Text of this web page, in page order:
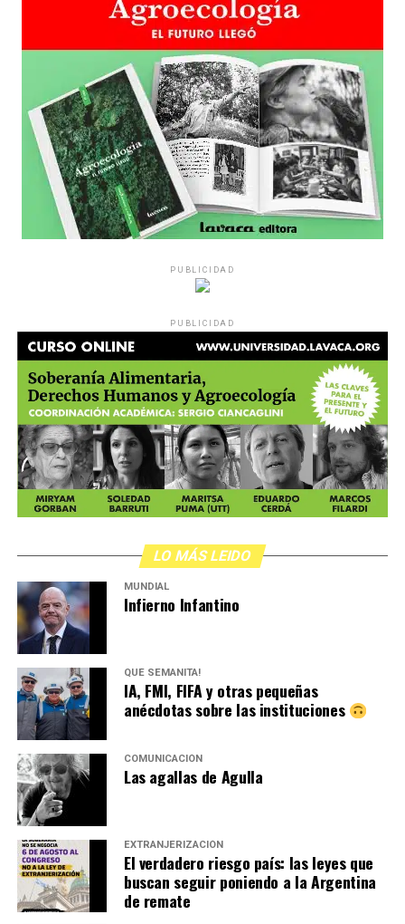
PUBLICIDAD
PUBLICIDAD
LO MÁS LEIDO
MUNDIAL
Infierno Infantino
QUÉ SEMANITA!
IA, FMI, FIFA y otras pequeñas
anécdotas sobre las instituciones
COMUNICACIÓN
Las agallas de Agulla
EXTRANJERIZACIÓN
El verdadero riesgo país: las leyes que
buscan seguir poniendo a la Argentina
de remate